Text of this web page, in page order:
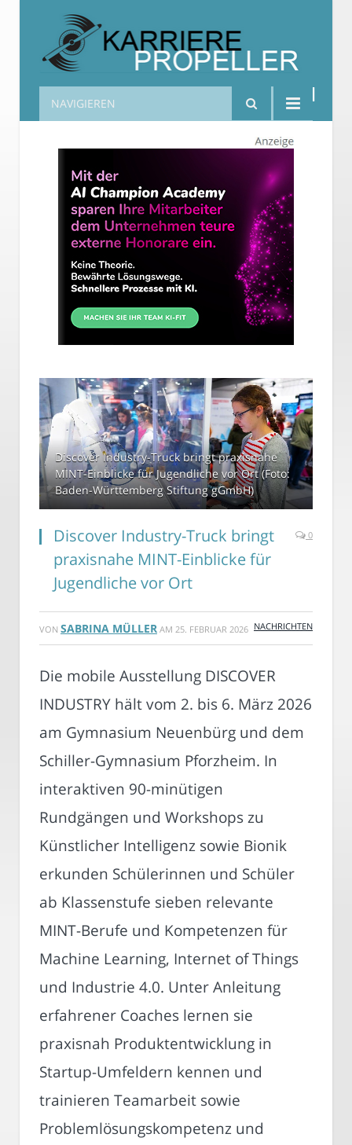
Karrierepropeller
NAVIGIEREN
Discover Industry-Truck bringt praxisnahe
MINT-Einblicke für Jugendliche vor Ort (Foto:
Baden-Württemberg Stiftung gGmbH)
Discover Industry-Truck bringt
praxisnahe MINT-Einblicke für
Jugendliche vor Ort
0
VON SABRINA MÜLLER AM 25. FEBRUAR 2026 NACHRICHTEN
Die mobile Ausstellung DISCOVER
INDUSTRY hält vom 2. bis 6. März 2026
am Gymnasium Neuenbürg und dem
Schiller-Gymnasium Pforzheim. In
interaktiven 90-minütigen
Rundgängen und Workshops zu
Künstlicher Intelligenz sowie Bionik
erkunden Schülerinnen und Schüler
ab Klassenstufe sieben relevante
MINT-Berufe und Kompetenzen für
Machine Learning, Internet of Things
und Industrie 4.0. Unter Anleitung
erfahrener Coaches lernen sie
praxisnah Produktentwicklung in
Startup-Umfeldern kennen und
trainieren Teamarbeit sowie
Problemlösungskompetenz und